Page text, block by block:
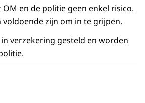
en de politie geen enkel risico.
voldoende zijn om in te grijpen.
verzekering gesteld en worden